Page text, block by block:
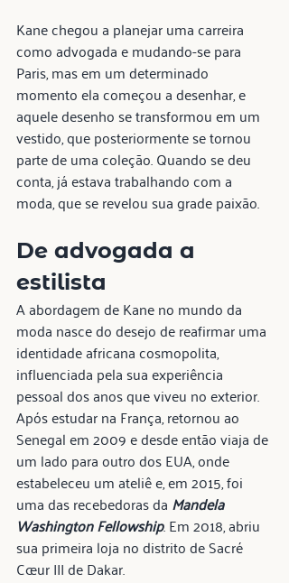
Kane chegou a planejar uma carreira
como advogada e mudando-se para
Paris, mas em um determinado
momento ela começou a desenhar, e
aquele desenho se transformou em um
vestido, que posteriormente se tornou
parte de uma coleção. Quando se deu
conta, já estava trabalhando com a
moda, que se revelou sua grade paixão.
De advogada a
estilista
A abordagem de Kane no mundo da
moda nasce do desejo de reafirmar uma
identidade africana cosmopolita,
influenciada pela sua experiência
pessoal dos anos que viveu no exterior.
Após estudar na França, retornou ao
Senegal em 2009 e desde então viaja de
um lado para outro dos EUA, onde
estabeleceu um ateliê e, em 2015, foi
uma das recebedoras da Mandela
Washington Fellowship. Em 2018, abriu
sua primeira loja no distrito de Sacré
Cœur III de Dakar.